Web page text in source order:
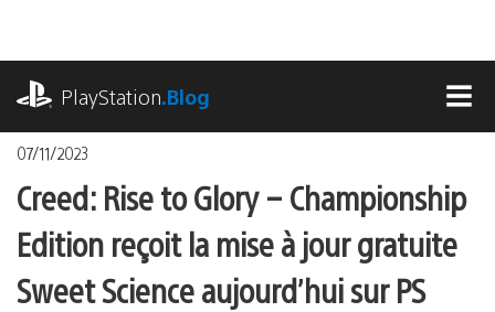
contenu
PlayStation.Blog
07/11/2023
Creed: Rise to Glory – Championship
Edition reçoit la mise à jour gratuite
Sweet Science aujourd’hui sur PS